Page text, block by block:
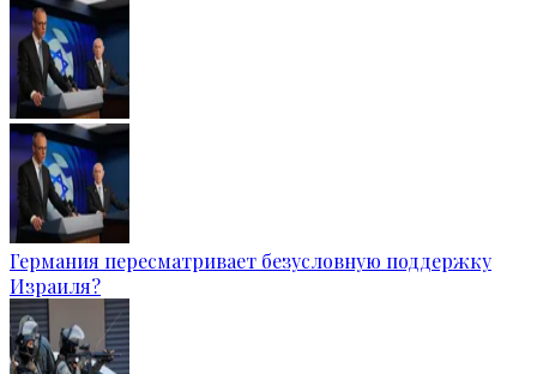
Германия пересматривает безусловную поддержку
Израиля?